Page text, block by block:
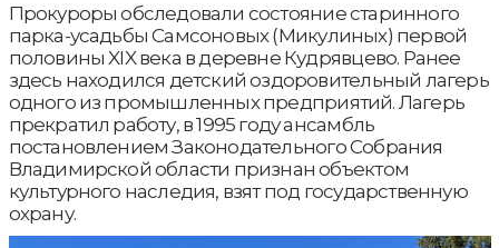
Прокуроры обследовали состояние старинного
парка-усадьбы Cамсоновых (Микулиных) первой
половины XIX века в деревне Кудрявцево. Ранее
здесь находился детский оздоровительный лагерь
одного из промышленных предприятий. Лагерь
прекратил работу, в 1995 году ансамбль
постановлением Законодательного Собрания
Владимирской области признан объектом
культурного наследия, взят под государственную
охрану.